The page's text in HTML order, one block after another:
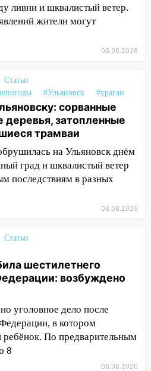
крушить
рухнуло на дом на
с корнем
сорвал крышу с
Созидателей
бить по
трамвай
перекрыли
фото
сильные ливни
в долг» без спроса:
района похитил у
рублей
светофор на
в Ульяновске
крышу дома на
и рухнуло
ливни и шквалистый ветер.
жители могут
08.08.2026
Статьи
#Ульяновск #ураган
сорванные
затопленные
трамваи
на Ульяновск днём
град и шквалистый ветер
последствиям в разных
08.08.2026
Статьи
шестилетнего
возбуждено
уголовное дело после
в котором
ребёнок. По предварительным
8
08.08.2026